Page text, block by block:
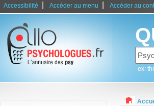
Accessibilité Accéder au menu Accéder au
ex: